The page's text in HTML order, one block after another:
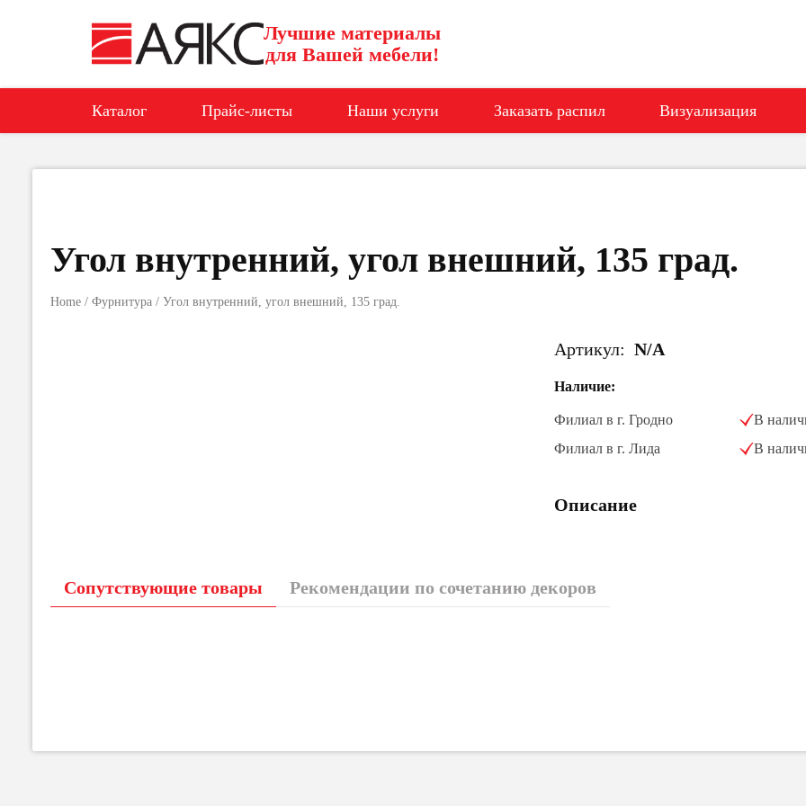
Лучшие материалы
для Вашей мебели!
Каталог Прайс-листы Наши услуги Заказать распил Визуализация
Угол внутренний, угол внешний, 135 град.
Home / Фурнитура / Угол внутренний, угол внешний, 135 град.
Артикул: N/A
Наличие:
Филиал в г. Гродно
В
Филиал в г. Лида
В
Описание
Сопутствующие товары Рекомендации по сочетанию декоров